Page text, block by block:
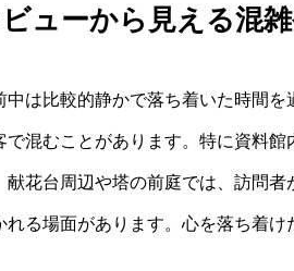
ューから見える混
中は比較的静かで落ち着いた時間
で混むことがあります。特に資料
献花台周辺や塔の前庭では、訪問
れる場面があります。心を落ち着け